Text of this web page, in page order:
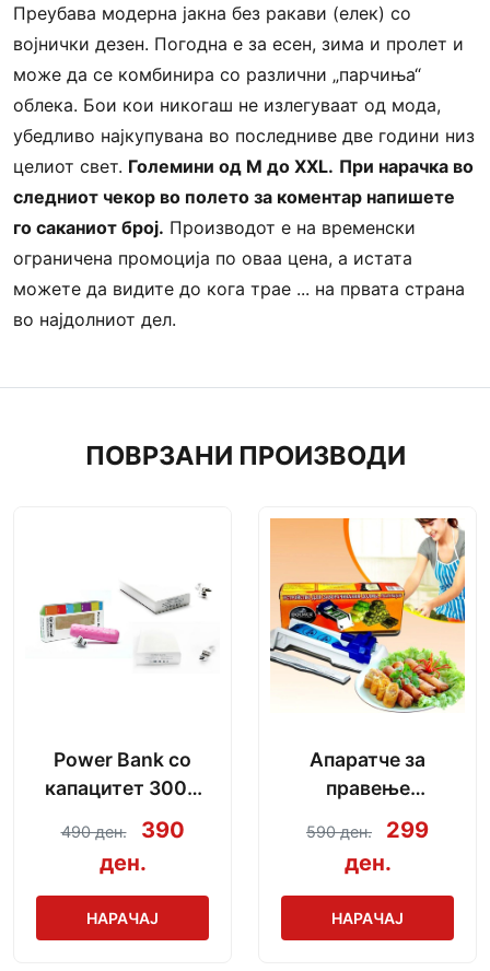
Преубава модерна јакна без ракави (елек) со
војнички дезен. Погодна е за есен, зима и пролет и
може да се комбинира со различни „парчиња“
облека. Бои кои никогаш не излегуваат од мода,
убедливо најкупувана во последниве две години низ
целиот свет. Големини од М до ХХL. При нарачка во
следниот чекор во полето за коментар напишете
го саканиот број. Производот е на временски
ограничена промоција по оваа цена, а истата
можете да видите до кога трае ... на првата страна
во најдолниот дел.
ПОВРЗАНИ ПРОИЗВОДИ
Power Bank со
капацитет 3000
mAh + кабел за
полнење
490 ден.
390
ден.
НАРАЧАЈ
Апаратче за
правење
сармички во
неколку секунди
590 ден.
299
ден.
НАРАЧАЈ